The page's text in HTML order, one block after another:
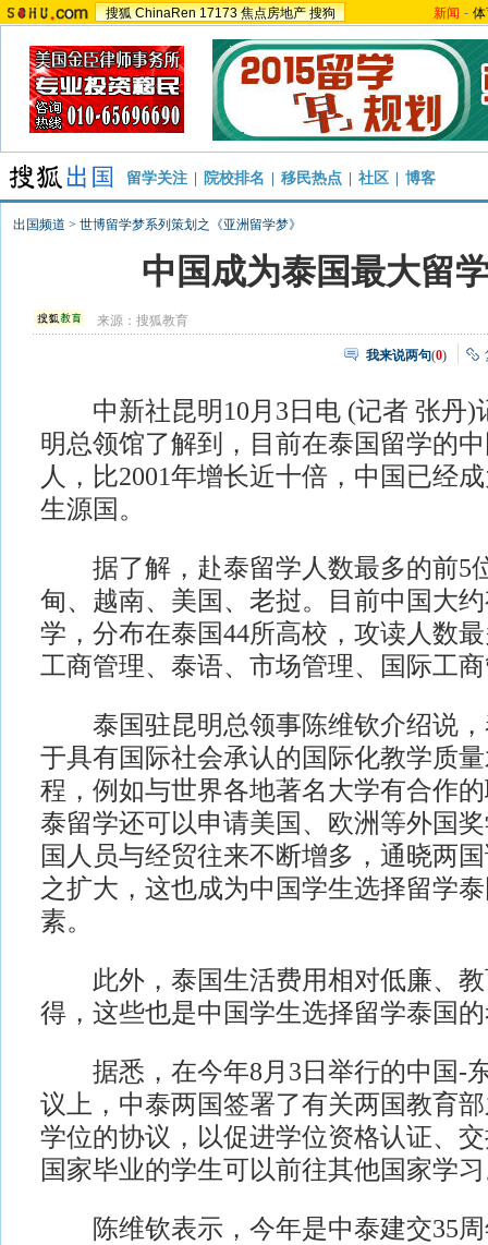
搜狐 ChinaRen 17173 焦点房地产 搜狗 新闻 -
留学关注 院校排名 移民热点 社区 博客
出国频道 > 世博留学梦系列策划之《亚洲留学梦》
中国成为泰国最大留
来源：搜狐教育
我来说两句(0)
中新社昆明10月3日电 (记者 张丹)
明总领馆了解到，目前在泰国留学的
人，比2001年增长近十倍，中国已经
生源国。
据了解，赴泰留学人数最多的前5
甸、越南、美国、老挝。目前中国大
学，分布在泰国44所高校，攻读人数
工商管理、泰语、市场管理、国际工
泰国驻昆明总领事陈维钦介绍说，
于具有国际社会承认的国际化教学质
程，例如与世界各地著名大学有合作
泰留学还可以申请美国、欧洲等外国
国人员与经贸往来不断增多，通晓两
之扩大，这也成为中国学生选择留学
素。
此外，泰国生活费用相对低廉、教
得，这些也是中国学生选择留学泰国
据悉，在今年8月3日举行的中国-
议上，中泰两国签署了有关两国教育
学位的协议，以促进学位资格认证、
国家毕业的学生可以前往其他国家学
陈维钦表示，今年是中泰建交35周